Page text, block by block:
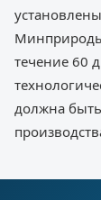
течение 60
должна быть